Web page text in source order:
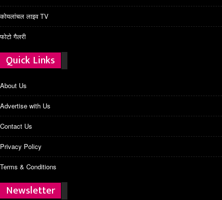
कोयलांचल लाइव TV
फोटो गैलरी
Quick Links
About Us
Advertise with Us
Contact Us
Privacy Policy
Terms & Conditions
Newsletter